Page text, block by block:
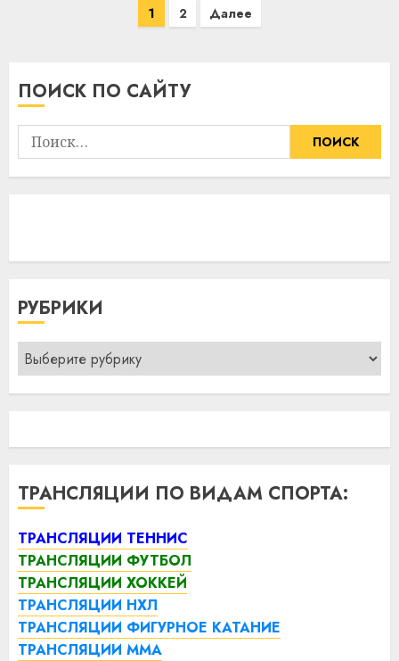
1 2 Далее
ПОИСК ПО САЙТУ
Найти:
РУБРИКИ
Рубрики
ТРАНСЛЯЦИИ ПО ВИДАМ СПОРТА:
ТРАНСЛЯЦИИ ТЕННИС
ТРАНСЛЯЦИИ ФУТБОЛ
ТРАНСЛЯЦИИ ХОККЕЙ
ТРАНСЛЯЦИИ НХЛ
ТРАНСЛЯЦИИ ФИГУРНОЕ КАТАНИЕ
ТРАНСЛЯЦИИ ММА